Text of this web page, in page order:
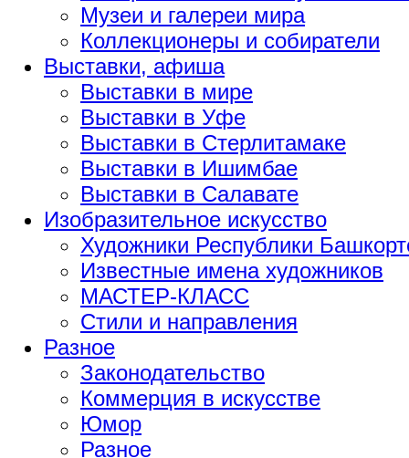
Музеи и галереи мира
Коллекционеры и собиратели
Выставки, афиша
Выставки в мире
Выставки в Уфе
Выставки в Стерлитамаке
Выставки в Ишимбае
Выставки в Салавате
Изобразительное искусство
Художники Республики
Известные имена художников
МАСТЕР-КЛАСС
Стили и направления
Разное
Законодательство
Коммерция в искусстве
Юмор
Разное